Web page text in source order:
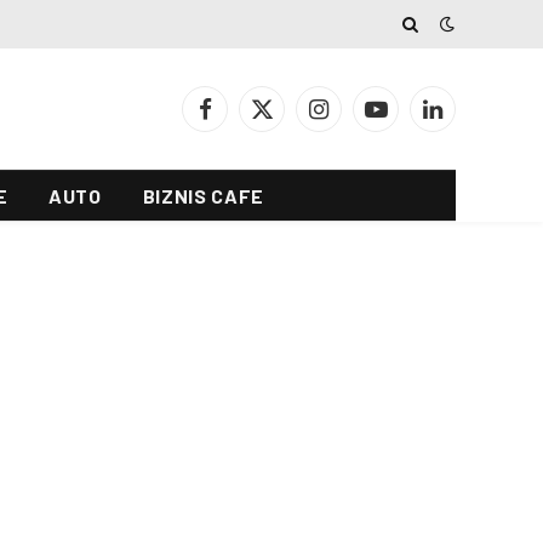
Facebook
X
InstagramYouTubeLinkedIn
AUTO BIZNIS CAFE